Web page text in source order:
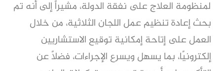
لمنظومة العلاج على نفقة الدولة، مشيراً إلى أنه تم
بحث إعادة تنظيم عمل اللجان الثلاثية، من خلال
العمل على إتاحة إمكانية توقيع الاستشاريين
إلكترونيًا، بما يسهل ويسرع الإجراءات، فضلاً عن